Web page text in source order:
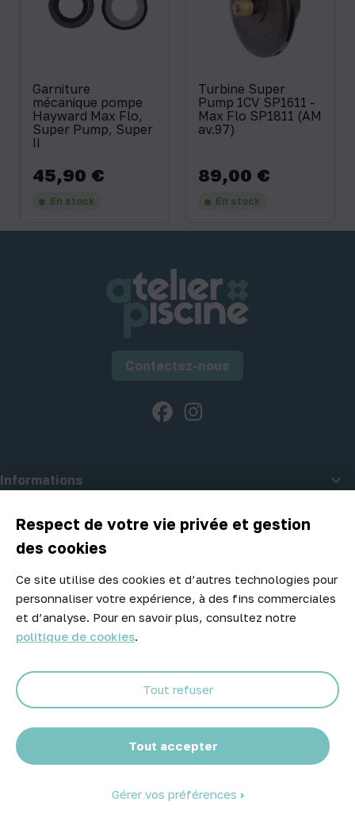
Respect de votre vie privée et gestion
des cookies
Ce site utilise des cookies et d’autres technologies pour
personnaliser votre expérience, à des fins commerciales
et d’analyse. Pour en savoir plus, consultez notre
politique de cookies.
Tout accepter
Tout refuser
Gérer vos préférences
Garniture
mécanique pompe
Hayward Max Flo,
Super Pump, Super
II
Prix
45,90 €
En stock
Turbine Super
Pump 1CV SP1611 -
Max Flo SP1811 (AM
av.97)
Prix
89,00 €
En stock
Contactez-nous
Facebook
Informations 
A propos d'Atelier Piscine
Newsletter
Ne manquez aucune opportunité ! Restez informé de nos meilleurs
prix et nouveaux arrivages.
Abonnez-vous
© 2026 Atelier Piscine - Tous droits réservés